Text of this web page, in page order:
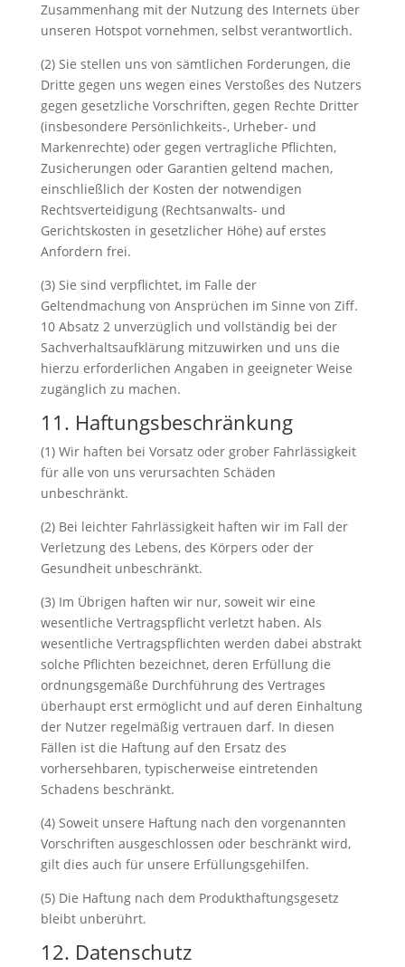
Zusammenhang mit der Nutzung des Internets über
unseren Hotspot vornehmen, selbst verantwortlich.
(2) Sie stellen uns von sämtlichen Forderungen, die
Dritte gegen uns wegen eines Verstoßes des Nutzers
gegen gesetzliche Vorschriften, gegen Rechte Dritter
(insbesondere Persönlichkeits-, Urheber- und
Markenrechte) oder gegen vertragliche Pflichten,
Zusicherungen oder Garantien geltend machen,
einschließlich der Kosten der notwendigen
Rechtsverteidigung (Rechtsanwalts- und
Gerichtskosten in gesetzlicher Höhe) auf erstes
Anfordern frei.
(3) Sie sind verpflichtet, im Falle der
Geltendmachung von Ansprüchen im Sinne von Ziff.
10 Absatz 2 unverzüglich und vollständig bei der
Sachverhaltsaufklärung mitzuwirken und uns die
hierzu erforderlichen Angaben in geeigneter Weise
zugänglich zu machen.
11. Haftungsbeschränkung
(1) Wir haften bei Vorsatz oder grober Fahrlässigkeit
für alle von uns verursachten Schäden
unbeschränkt.
(2) Bei leichter Fahrlässigkeit haften wir im Fall der
Verletzung des Lebens, des Körpers oder der
Gesundheit unbeschränkt.
(3) Im Übrigen haften wir nur, soweit wir eine
wesentliche Vertragspflicht verletzt haben. Als
wesentliche Vertragspflichten werden dabei abstrakt
solche Pflichten bezeichnet, deren Erfüllung die
ordnungsgemäße Durchführung des Vertrages
überhaupt erst ermöglicht und auf deren Einhaltung
der Nutzer regelmäßig vertrauen darf. In diesen
Fällen ist die Haftung auf den Ersatz des
vorhersehbaren, typischerweise eintretenden
Schadens beschränkt.
(4) Soweit unsere Haftung nach den vorgenannten
Vorschriften ausgeschlossen oder beschränkt wird,
gilt dies auch für unsere Erfüllungsgehilfen.
(5) Die Haftung nach dem Produkthaftungsgesetz
bleibt unberührt.
12. Datenschutz